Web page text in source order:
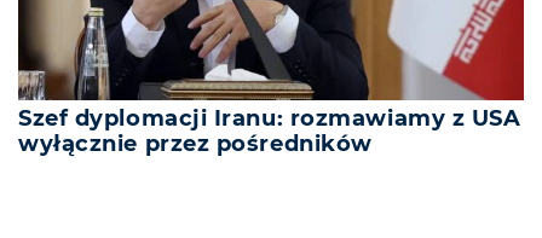
Szef dyplomacji Iranu: rozmawiamy z USA
wyłącznie przez pośredników